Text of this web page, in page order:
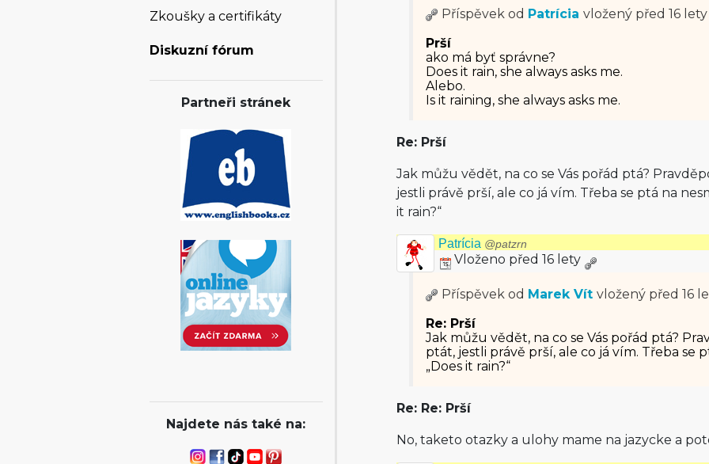
Zkoušky a certifikáty
Diskuzní fórum
Partneři stránek
Najdete nás také na:
Příspěvek od Patrícia vložený před 16 lety
Prší
ako má byť správne?
Does it rain, she always asks me.
Alebo.
Is it raining, she always asks me.
Re: Prší
Jak můžu vědět, na co se Vás pořád ptá?
jestli právě prší, ale co já vím. Třeba se ptá na
it rain?“
Patrícia @patzrn
Vloženo před 16 lety
Příspěvek od Marek Vít vložený před 16
Re: Prší
Jak můžu vědět, na co se Vás pořád ptá?
ptát, jestli právě prší, ale co já vím. Třeba se
„Does it rain?“
Re: Re: Prší
No, taketo otazky a ulohy mame na jazycke a